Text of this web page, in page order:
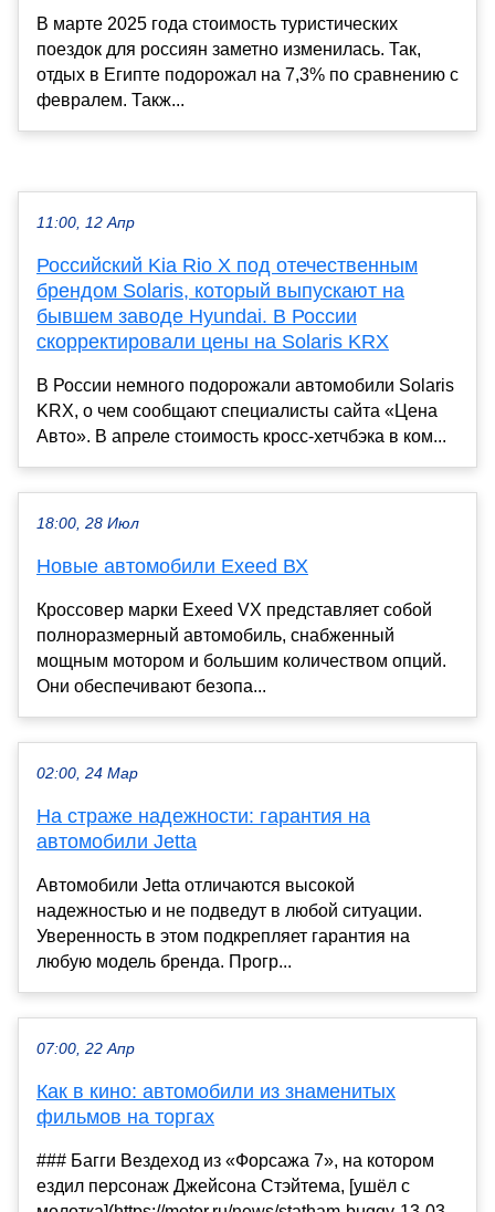
В марте 2025 года стоимость туристических
поездок для россиян заметно изменилась. Так,
отдых в Египте подорожал на 7,3% по сравнению с
февралем. Такж...
11:00, 12 Апр
Российский Kia Rio X под отечественным
брендом Solaris, который выпускают на
бывшем заводе Hyundai. В России
скорректировали цены на Solaris KRX
В России немного подорожали автомобили Solaris
KRX, о чем сообщают специалисты сайта «Цена
Авто». В апреле стоимость кросс-хетчбэка в ком...
18:00, 28 Июл
Новые автомобили Exeed ВХ
Кроссовер марки Exeed VX представляет собой
полноразмерный автомобиль, снабженный
мощным мотором и большим количеством опций.
Они обеспечивают безопа...
02:00, 24 Мар
На страже надежности: гарантия на
автомобили Jetta
Автомобили Jetta отличаются высокой
надежностью и не подведут в любой ситуации.
Уверенность в этом подкрепляет гарантия на
любую модель бренда. Прогр...
07:00, 22 Апр
Как в кино: автомобили из знаменитых
фильмов на торгах
### Багги Вездеход из «Форсажа 7», на котором
ездил персонаж Джейсона Стэйтема, [ушёл с